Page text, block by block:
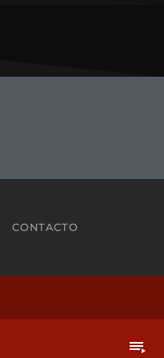
playlist_play
CONTACTO